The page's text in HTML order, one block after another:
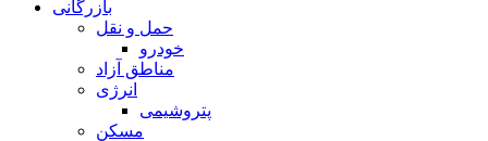
بازرگانی
حمل و نقل
خودرو
مناطق آزاد
انرژی
پتروشیمی
مسکن